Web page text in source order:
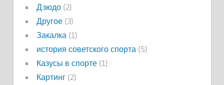
Дзюдо(2)
Другое(3)
Закалка (1)
история советского спорта (5)
Казусы в спорте(1)
Картинг(2)